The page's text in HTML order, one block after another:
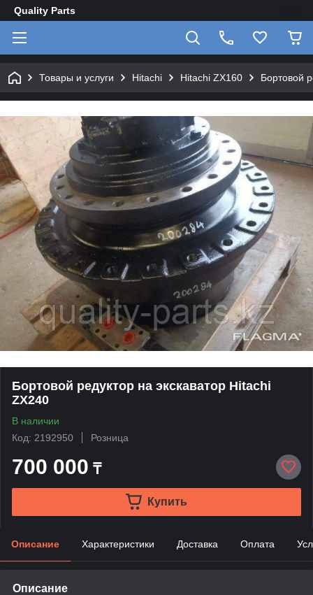
Quality Parts
Товары и услуги Hitachi Hitachi ZX160 Бортовой
Бортовой редуктор на экскаватор Hitachi
ZX240
В наличии
Код: 2192950
Розница
700 000 ₸
Купить
Описание Характеристики Доставка Оплата
Описание